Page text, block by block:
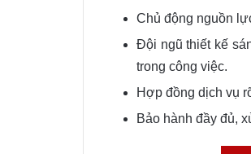
Chủ động nguồn
Đội ngũ thiết kế
trong công việc.
Hợp đồng dịch vụ
Bảo hành đầy đủ,